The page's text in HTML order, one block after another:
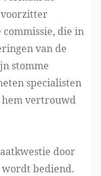
voorzitter
die in
van de
stomme
specialisten
hem vertrouwd
door
wordt bediend.